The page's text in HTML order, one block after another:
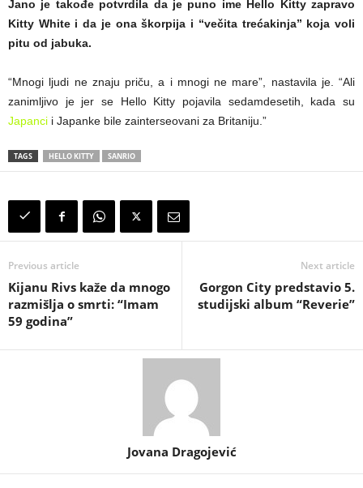
Jano je takođe potvrdila da je puno ime Hello Kitty zapravo
Kitty White i da je ona škorpija i “večita trećakinja” koja voli
pitu od jabuka.
“Mnogi ljudi ne znaju priču, a i mnogi ne mare”, nastavila je. “Ali
zanimljivo je jer se Hello Kitty pojavila sedamdesetih, kada su
Japanci i Japanke bile zainterseovani za Britaniju.”
TAGS HELLO KITTY SANRIO
Previous article
Kijanu Rivs kaže da mnogo
razmišlja o smrti: “Imam
59 godina”
Next article
Gorgon City predstavio 5.
studijski album “Reverie”
Jovana Dragojević